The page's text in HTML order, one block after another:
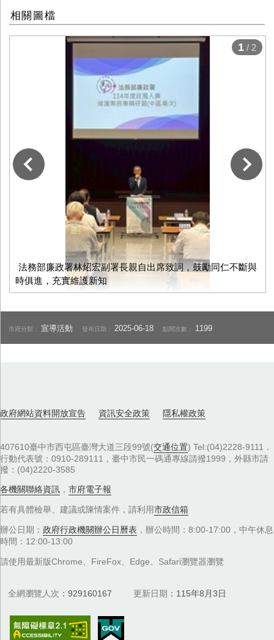
相關圖檔
法務部廉政署林炤宏副署長親自出席致詞，鼓勵同仁不斷與
時俱進，充實維護新知
1 / 2
市府分類：宣導活動 發布日期： 2025-06-18 點閱次數： 1199
政府網站資料開放宣告 資訊安全政策 隱私權政策
407610臺中市西屯區臺灣大道三段99號(交通位置) Tel:(04)2228-9111．
行動代表號：0910-289111，臺中市民一碼通專線請撥1999，外縣市請
撥：(04)2220-3585
各機關聯絡資訊 ， 市府電子報
若有具體檢舉、建議或陳情案件，請利用市政信箱
辦公日期： 政府行政機關辦公日曆表 ，辦公時間：8:00-17:00，中午休息
時間：12:00-13:00
請使用最新版Chrome、FireFox、Edge、Safari瀏覽器瀏覽
全網瀏覽人次 929160167 更新日期 115年8月3日